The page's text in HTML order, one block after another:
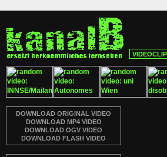
DOWNLOAD ORIGINAL VIDEO
DOWNLOAD MP4 VIDEO
DOWNLOAD OGV VIDEO
DOWNLOAD FLASH VIDEO